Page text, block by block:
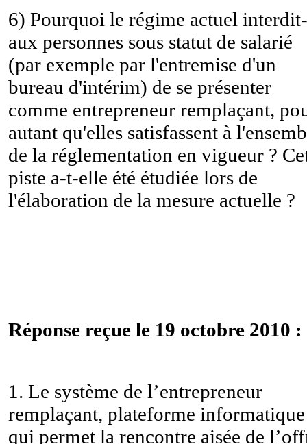
6) Pourquoi le régime actuel
aux personnes sous statut de salarié
(par exemple par l'entremise d'un
bureau d'intérim) de se présenter
comme entrepreneur remplaçant,
autant qu'elles satisfassent à
de la réglementation en vigueur ?
piste a-t-elle été étudiée lors de
l'élaboration de la mesure actuelle ?
Réponse reçue le 19 octobre 2010 :
1. Le système de l’entrepreneur
remplaçant, plateforme informatique
qui permet la rencontre aisée de